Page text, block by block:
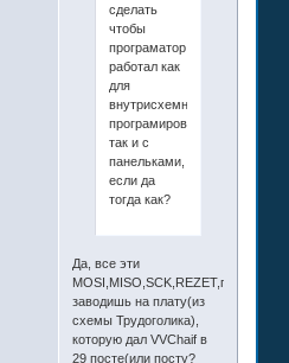
сделать
чтобы
програматор
работал как
для
внутрисхемного
програмирования
так и с
панельками,
если да
тогда как?
Да, все эти
MOSI,MISO,SCK,REZET,питание
заводишь на плату(из
схемы Трудоголика),
которую дал VVChaif в
29 посте(или посту?